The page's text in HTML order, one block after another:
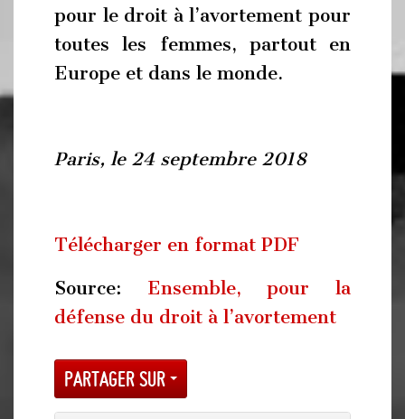
pour le droit à l’avortement pour
toutes les femmes, partout en
Europe et dans le monde.
Paris, le 24 septembre 2018
Télécharger en format PDF
Source: Ensemble, pour la
défense du droit à l’avortement
Partager sur